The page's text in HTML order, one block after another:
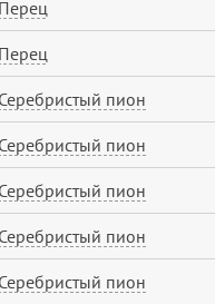
Перец
Перец
Серебристый пион
Серебристый пион
Серебристый пион
Серебристый пион
Серебристый пион